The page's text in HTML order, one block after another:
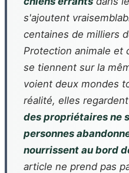
s'ajoutent
centaines de milliers
Protection animale et
se tiennent sur la
voient deux mondes
réalité, elles
des propriétaires ne
personnes
nourrissent au bord
article ne prend pas